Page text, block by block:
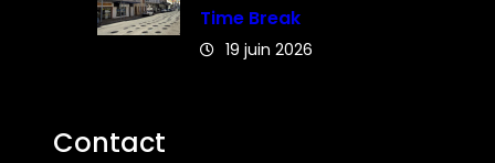
Time Break
19 juin 2026
Contact